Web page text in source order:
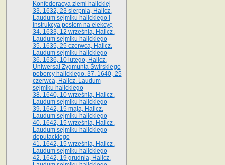
Konfederacya ziemi halickiej
33. 1632, 23 sierpnia, Halicz.
Laudum sejmiku halickiego i
instrukcya posłom na elekcyę
34. 1633, 12 września, Halicz.
Laudum sejmiku halickiego
35. 1635, 25 czerwca, Halicz.
Laudum sejmiku halickiego
36. 1636, 10 lutego, Halicz.
Uniwersał Zygmunta Świrskiego
poborcy halickiego. 37. 1640, 25
czerwca, Halicz. Laudum
sejmiku halickiego
38. 1640, 10 września, Halicz.
Laudum sejmiku halickiego
39. 1642, 15 maja, Halicz.
Laudum sejmiku halickiego
40. 1642, 15 września, Halicz.
Laudum sejmiku halickiego
deputackiego
41. 1642, 15 września, Halicz.
Laudum sejmiku halickiego
42. 1642, 19 grudnia, Halicz.